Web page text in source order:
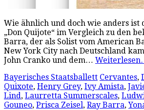
Wie ähnlich und doch wie anders ist
„Don Quijote“ im Vergleich zu den
Barra, der als Solist vom American
New York City nach Deutschland
John Cranko und dem…
Bayerisches Staatsballett Cervantes,
Quixote, Henry Grey, Ivy Amista,
Lind, Laurretta Summerscales,
Gouneo, Prisca Zeisel, Ray Barra,